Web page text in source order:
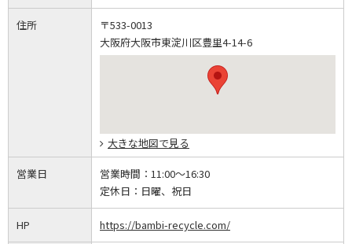
住所
〒533-0013
大阪府大阪市東淀川区豊里4-14-6
大きな地図で見る
営業日 営業時間： 11:00～16:30
定休日： 日曜、祝日
HP https://bambi-recycle.com/